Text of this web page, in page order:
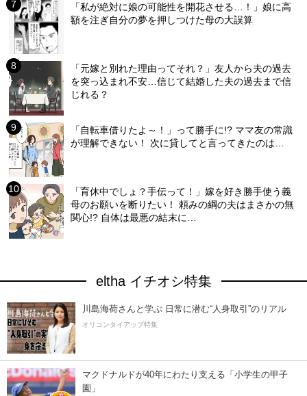
「私が絶対に娘の可能性を開花させる…！」娘に高
額を注ぎ自分の夢を押しつけた母の大誤算
「元嫁と別れた理由ってそれ？」友人から夫の過去
を突っ込まれ不安…信じて結婚した夫の過去まで信
じれる？
「自転車借りたよ～！」って勝手に!? ママ友の常識
が理解できない！ 次に貸してと言ってきたのは…
「育休中でしょ？手伝って！」嫁を好き勝手使う義
母のお願いを断りたい！ 頼みの綱の夫はまさかの無
関心!? 自体は最悪の結末に…
eltha イチオシ特集
川島海荷さんと学ぶ 日常に潜む“人身取引”のリアル
オリコンタイアップ特集
マクドナルドが40年にわたり支える「小学生の甲子
園」